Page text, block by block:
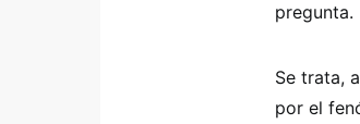
pregunta.
Se trata,
por el